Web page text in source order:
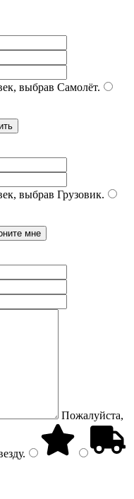
выбрав Самолёт.
выбрав Грузовик.
Пожалуйста,
.